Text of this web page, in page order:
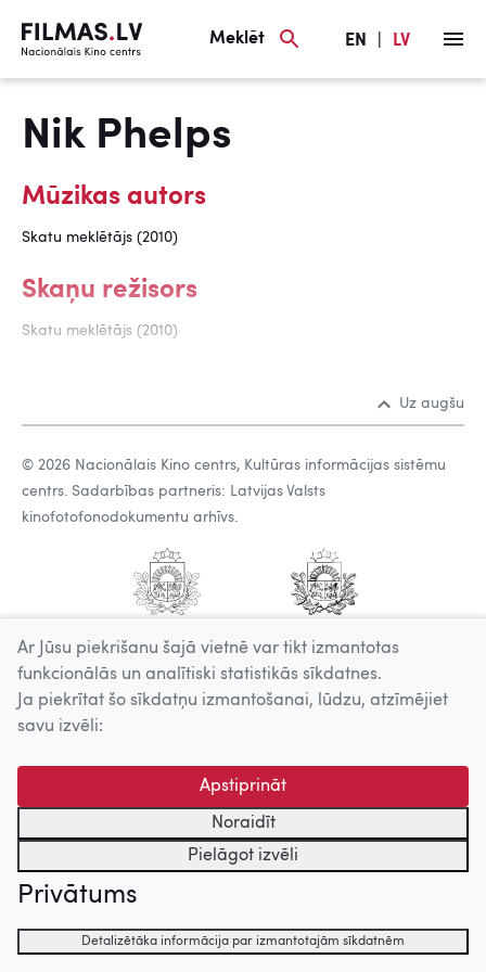
Meklēt EN LV
Nik Phelps
Mūzikas autors
Skatu meklētājs (2010)
Skaņu režisors
Skatu meklētājs (2010)
Uz augšu
© 2026 Nacionālais Kino centrs, Kultūras informācijas sistēmu
centrs. Sadarbības partneris: Latvijas Valsts
kinofotofonodokumentu arhīvs.
Ar Jūsu piekrišanu šajā vietnē var tikt izmantotas
funkcionālās un analītiski statistikās sīkdatnes.
Ja piekrītat šo sīkdatņu izmantošanai, lūdzu, atzīmējiet
savu izvēli:
Apstiprināt
Noraidīt
Pielāgot izvēli
Privātums
Detalizētāka informācija par izmantotajām sīkdatnēm